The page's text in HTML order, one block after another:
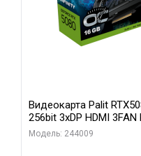
Видеокарта Palit
256bit 3xDP HDMI 3FAN
Модель: 244009